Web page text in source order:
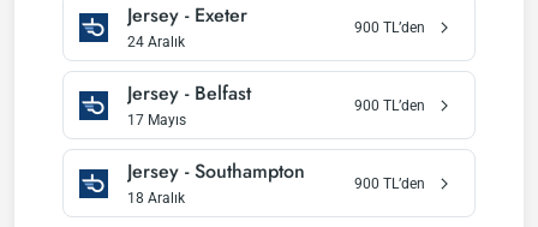
Jersey - Exeter
24 Aralık
900 TL’den
Jersey - Belfast
17 Mayıs
900 TL’den
Jersey -Southampton
18 Aralık
900 TL’den